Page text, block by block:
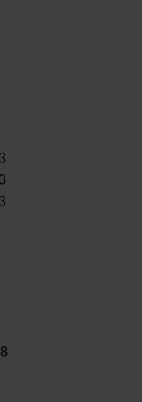
Ra > 80.
(230V)
anslutas
lämplig för
(1250
mm)
tillbehör.